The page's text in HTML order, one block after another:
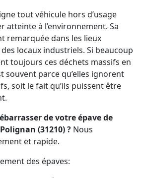
tout véhicule hors d’usage
atteinte à l’environnement. Sa
remarquée dans les lieux
locaux industriels. Si beaucoup
toujours ces déchets massifs en
souvent parce qu’elles ignorent
soit le fait qu’ils puissent être
de votre épave de
(31210) ? Nous
et rapide.
des épaves: